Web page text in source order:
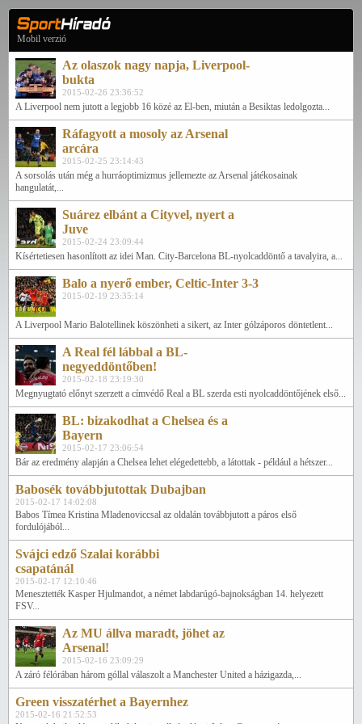
Mobil verzió
Az olaszok nagy napja, Liverpool-
bukta
2015-02-26 23:36:52
A Liverpool nem jutott a legjobb 16 közé az El-ben, miután a Besiktas ledolgozta...
Ráfagyott a mosoly az Arsenal
arcára
2015-02-25 23:14:43
A sorsolás után még a hurráoptimizmus jellemezte az Arsenal játékosainak
hangulatát,...
Suárez elbánt a Cityvel, nyert a
Juve
2015-02-24 23:09:44
Kísértetiesen hasonlított az idei Man. City-Barcelona BL-nyolcaddöntő a tavalyira, a...
Balo a nyerő ember, Celtic-Inter 3-3
2015-02-19 23:35:14
A Liverpool Mario Balotellinek köszönheti a sikert, az Inter gólzáporos döntetlent...
A Real fél lábbal a BL-
negyeddöntőben!
2015-02-18 23:19:30
Megnyugtató előnyt szerzett a címvédő Real a BL szerda esti nyolcaddöntőjének első...
BL: bizakodhat a Chelsea és a
Bayern
2015-02-17 23:06:54
Bár az eredmény alapján a Chelsea lehet elégedettebb, a látottak - például a hétszer...
Babosék továbbjutottak Dubajban
2015-02-17 14:02:08
Babos Tímea Kristina Mladenoviccsal az oldalán továbbjutott a páros első
fordulójából...
Svájci edző Szalai korábbi
csapatánál
2015-02-17 12:10:46
Menesztették Kasper Hjulmandot, a német labdarúgó-bajnokságban 14. helyezett
FSV...
Az MU állva maradt, jöhet az
Arsenal!
2015-02-16 23:09:29
A záró félórában három góllal válaszolt a Manchester United a házigazda,...
Green visszatérhet a Bayernhez
2015-02-16 21:52:53